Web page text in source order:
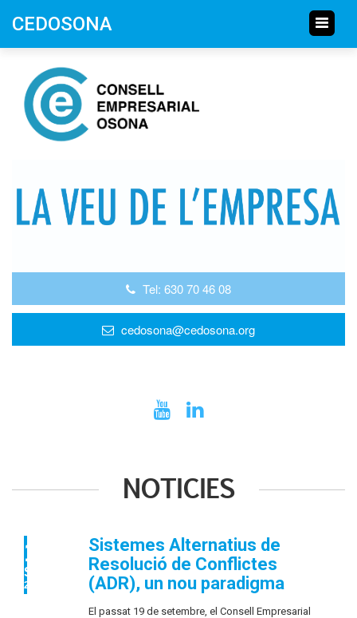
Tel: 630 70 46 08
cedosona@cedosona.org
CEDOSONA
NOTICIES
19
SET
2017
Sistemes Alternatius de
Resolució de Conflictes
(ADR), un nou paradigma
El passat 19 de setembre, el Consell Empresarial